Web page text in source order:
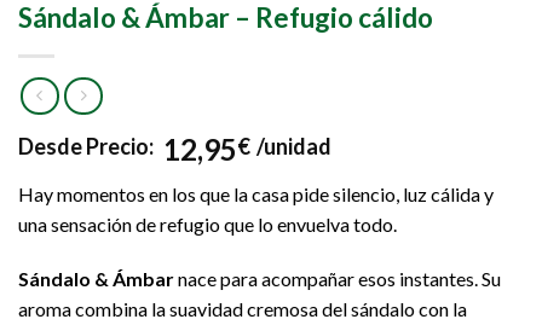
Sándalo & Ámbar – Refugio cálido
DesdePrecio: 12,95€ /unidad
Hay momentos en los que la casa pide silencio, luz cálida y
una sensación de refugio que lo envuelva todo.
Sándalo & Ámbarnace para acompañar esos instantes. Su
aroma combina la suavidad cremosa del sándalo con la